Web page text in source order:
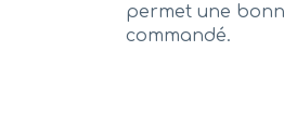
permet une
commandé.